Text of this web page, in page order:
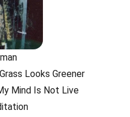
Looks Greener
Mind Is Not Live